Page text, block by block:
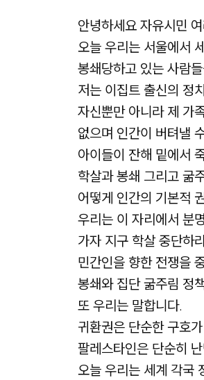
안녕하세요 자유시민
오늘 우리는 서울에서
봉쇄당하고 있는 사람
저는 이집트 출신의 정
자신뿐만 아니라 제 가
없으며 인간이 버텨낼
아이들이 잔해 밑에서
학살과 봉쇄 그리고 굶
어떻게 인간의 기본적
우리는 이 자리에서 분
가자 지구 학살 중단하
민간인을 향한 전쟁을
봉쇄와 집단 굶주림 정
또 우리는 말합니다.
귀환권은 단순한 구호
팔레스타인은 단순히
오늘 우리는 세계 각국